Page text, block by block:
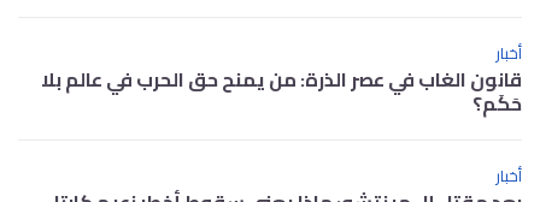
أخبار
قانون الغاب في عصر الذرة: من يمنح حق الحرب في عالم بلا
حَكَم؟
أخبار